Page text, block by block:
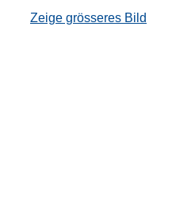
Zeige grösseres Bild